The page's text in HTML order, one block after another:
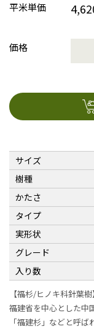
平米単価
価格
サイズ
樹種
かたさ
タイプ
実形状
グレード
入り数
【福杉/ヒノキ科針葉樹
福建省を中心とした中
「福建杉」などと呼